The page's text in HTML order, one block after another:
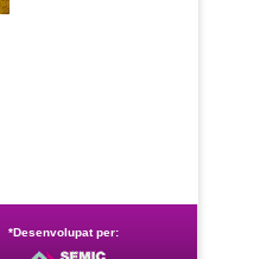
*Desenvolupat per: